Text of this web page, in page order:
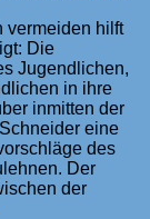
vermeiden hilft
Die
Jugendlichen,
in ihre
inmitten der
eine
des
Der
der